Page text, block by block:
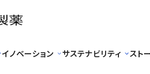
イノベーション サステナビリティ スト